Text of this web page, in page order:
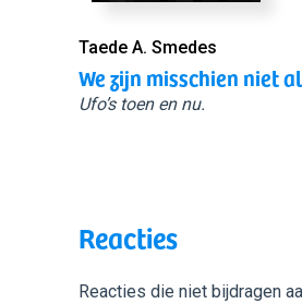
Taede A. Smedes
We zijn misschien niet
Ufo’s toen en nu.
Reacties
Reacties die niet bijdragen